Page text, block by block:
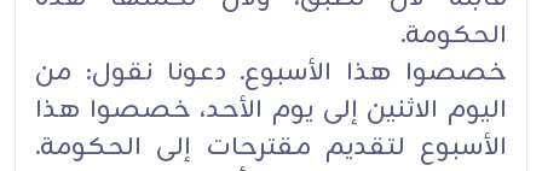
الحكومة‎.‎
خصصوا هذا الأسبوع. دعونا نقول: من
اليوم الاثنين إلى يوم الأحد، خصصوا هذا
الأسبوع لتقديم مقترحات إلى ‏الحكومة.